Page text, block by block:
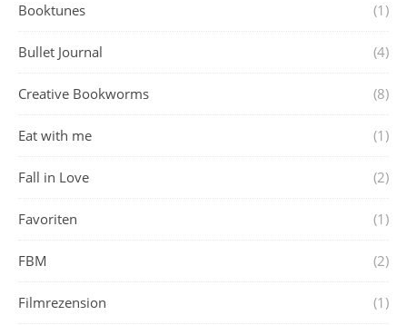
Booktunes (1)
Bullet Journal (4)
Creative Bookworms (8)
Eat with me (1)
Fall in Love (2)
Favoriten (1)
FBM (2)
Filmrezension (1)